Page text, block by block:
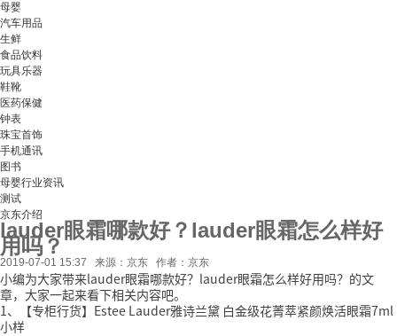
母婴
汽车用品
生鲜
食品饮料
玩具乐器
鞋靴
医药保健
钟表
珠宝首饰
手机通讯
图书
母婴行业资讯
测试
京东介绍
lauder眼霜哪款好？lauder眼霜怎么样好
用吗？
2019-07-01 15:37 来源：京东 作者：京东
小编为大家带来lauder眼霜哪款好？lauder眼霜怎么样好用吗？的文
章，大家一起来看下相关内容吧。
1、【专柜行货】Estee Lauder雅诗兰黛 白金级花菁萃紧颜焕活眼霜7ml
小样